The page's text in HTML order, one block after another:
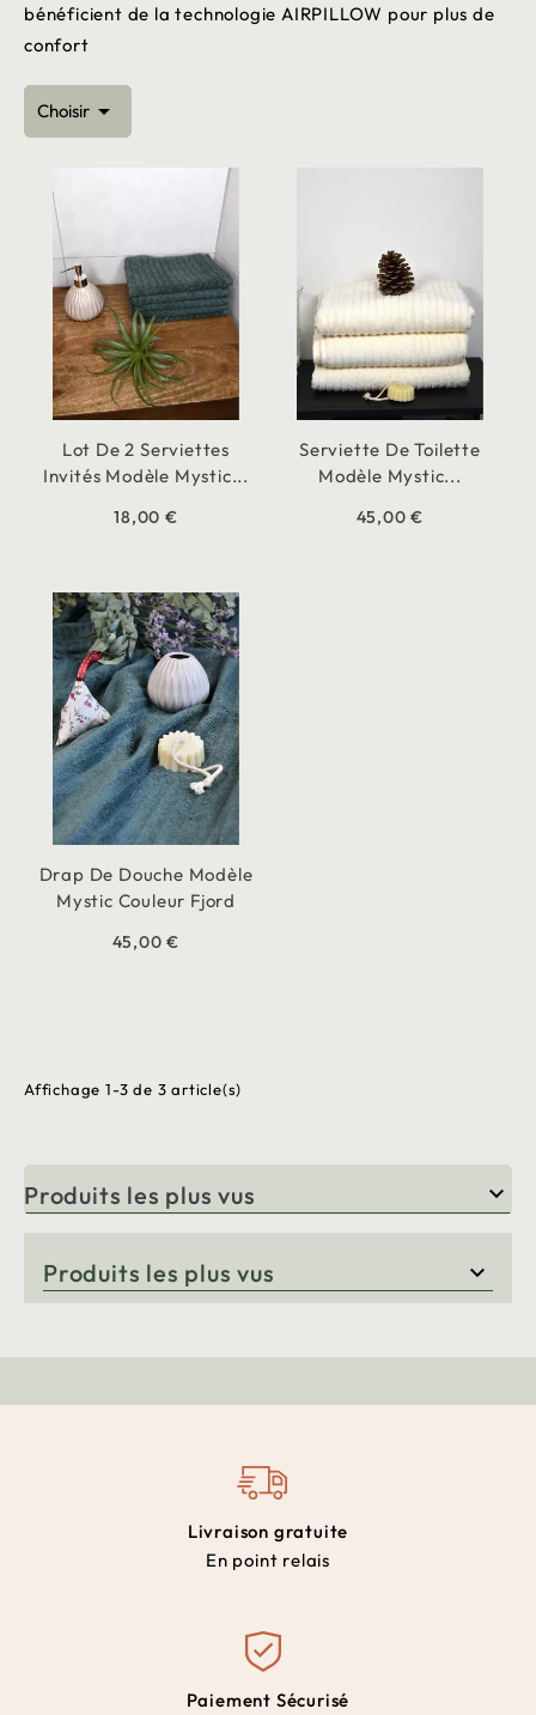
bénéficient de la technologie AIRPILLOW pour plus de
confort
Choisir 
Lot De 2 Serviettes
Invités Modèle Mystic...
18,00 €
Serviette De Toilette
Modèle Mystic...
45,00 €
Drap De Douche Modèle
Mystic Couleur Fjord
45,00 €
Affichage 1-3 de 3 article(s)
Produits les plus vus 
Produits les plus vus 
Livraison gratuite
En point relais
Paiement Sécurisé